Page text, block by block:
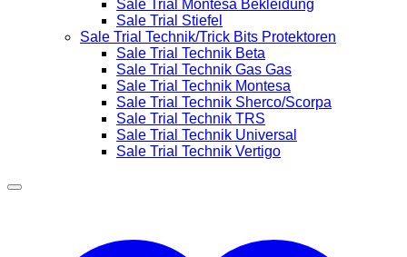
Sale Trial Montesa Bekleidung
Sale Trial Stiefel
Sale Trial Technik/Trick Bits Protektoren
Sale Trial Technik Beta
Sale Trial Technik Gas Gas
Sale Trial Technik Montesa
Sale Trial Technik Sherco/Scorpa
Sale Trial Technik TRS
Sale Trial Technik Universal
Sale Trial Technik Vertigo